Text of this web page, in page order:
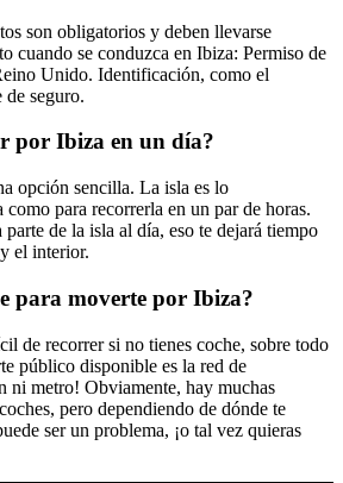
son obligatorios y deben llevarse
cuando se conduzca en Ibiza: Permiso de
Unido. Identificación, como el
de seguro.
por Ibiza en un día?
opción sencilla. La isla es lo
como para recorrerla en un par de horas.
de la isla al día, eso te dejará tiempo
el interior.
para moverte por Ibiza?
de recorrer si no tienes coche, sobre todo
público disponible es la red de
ni metro! Obviamente, hay muchas
pero dependiendo de dónde te
ser un problema, ¡o tal vez quieras